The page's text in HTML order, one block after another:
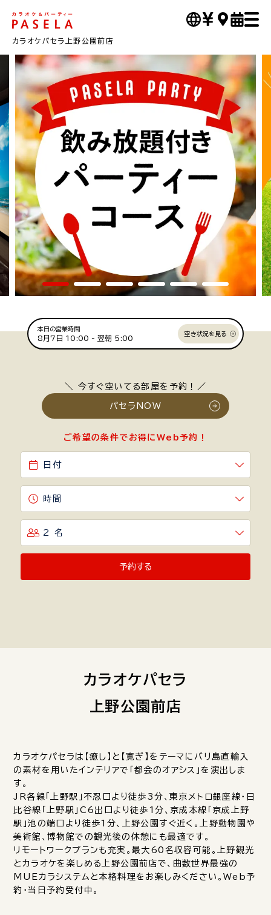
カラオケパセラ上野公園前店
カラオケパセラ
上野公園前店
カラオケパセラは【癒し】と【寛ぎ】をテーマにバリ島直輸入
の素材を用いたインテリアで「都会のオアシス」を演出しま
す。
JR各線「上野駅」不忍口より徒歩3分、東京メトロ銀座線・日
比谷線「上野駅」C6出口より徒歩1分、京成本線「京成上野
駅」池の端口より徒歩1分、上野公園すぐ近く。上野動物園や
美術館、博物館での観光後の休憩にも最適です。
リモートワークプランも充実。最大60名収容可能。上野観光
とカラオケを楽しめる上野公園前店で、曲数世界最強の
MUEカラシステムと本格料理をお楽しみください。Web予
約・当日予約受付中。
本日の営業時間
8月7日 10:00 -翌朝 5:00
空き状況を見る
＼ 今すぐ空いてる部屋を予約！／
パセラNOW
ご希望の条件でお得にWeb予約！
日付
時間
2 名
予約する